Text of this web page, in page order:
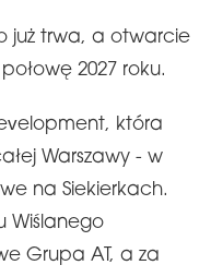
już trwa, a otwarcie
2027 roku.
która
Warszawy - w
na Siekierkach.
Wiślanego
Grupa AT, a za